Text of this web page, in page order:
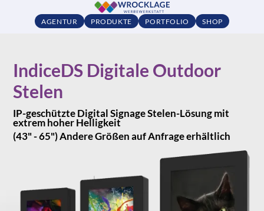
AGENTUR PRODUKTE PORTFOLIO SHOP
IndiceDS Digitale Outdoor
Stelen
IP-geschützte Digital Signage Stelen-Lösung mit
extrem hoher Helligkeit
(43" - 65") Andere Größen auf Anfrage erhältlich